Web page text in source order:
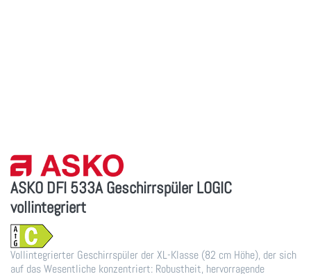
ASKO DFI 533A Geschirrspüler LOGIC
vollintegriert
Vollintegrierter Geschirrspüler der XL-Klasse (82 cm Höhe), der sich
auf das Wesentliche konzentriert: Robustheit, hervorragende